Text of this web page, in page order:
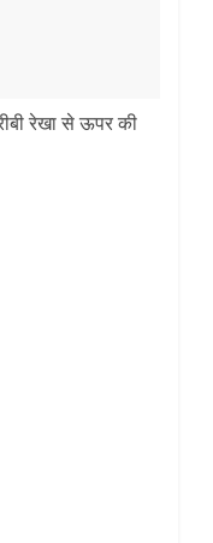
रेखा से ऊपर की